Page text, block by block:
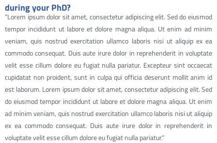
during your PhD?
“Lorem ipsum dolor sit amet, consectetur adipiscing elit. Sed do eiusmod
tempor incididunt ut labore et dolore magna aliqua. Ut enim ad minim
veniam, quis nostrud exercitation ullamco laboris nisi ut aliquip ex ea
commodo consequat. Duis aute irure dolor in reprehenderit in voluptate
velit esse cillum dolore eu fugiat nulla pariatur. Excepteur sint occaecat
cupidatat non proident, sunt in culpa qui officia deserunt mollit anim id
est laborum. Lorem ipsum dolor sit amet, consectetur adipiscing elit. Sed
do eiusmod tempor incididunt ut labore et dolore magna aliqua. Ut enim
ad minim veniam, quis nostrud exercitation ullamco laboris nisi ut aliquip
ex ea commodo consequat. Duis aute irure dolor in reprehenderit in
voluptate velit esse cillum dolore eu fugiat nulla pariatur.”